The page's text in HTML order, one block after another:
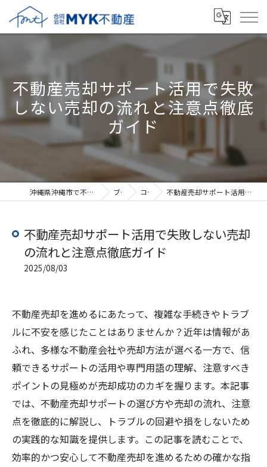
不動産売却サポート活用で失敗
しない売却の流れと注意点徹底
ガイド
沖縄県沖縄市で不動産売却なら合同会社MYK不動産 ブログ コラム 不動産売却サポート活用で失敗しない売却の流れと注意点徹底ガイド
不動産売却サポート活用で失敗しない売却
の流れと注意点徹底ガイド
2025/08/03
不動産売却を進めるにあたって、複雑な手続きやトラブ
ルに不安を感じたことはありませんか？近年は情報があ
ふれ、多様な不動産会社や売却方法が選べる一方で、信
頼できるサポートの活用や専門用語の理解、注意すべき
ポイントの見極めが売却成功のカギを握ります。本記事
では、不動産売却サポートの選び方や売却の流れ、注意
点を徹底的に解説し、トラブルの回避や損をしないため
の実践的な知識を提供します。この記事を読むことで、
効率的かつ安心して不動産売却を進めるための確かな指